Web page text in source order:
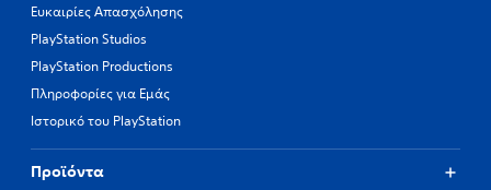
Ευκαιρίες Απασχόλησης
PlayStation Studios
PlayStation Productions
Πληροφορίες για Εμάς
Ιστορικό του PlayStation
Προϊόντα